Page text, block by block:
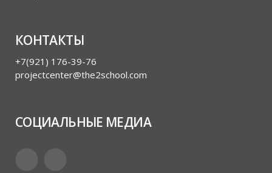
КОНТАКТЫ
+7(921) 176-39-76
projectcenter@the2school.com
СОЦИАЛЬНЫЕ МЕДИА